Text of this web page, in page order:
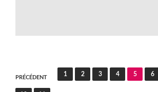
Pagination
PRÉCÉDENT
1 2 3 4 5 6